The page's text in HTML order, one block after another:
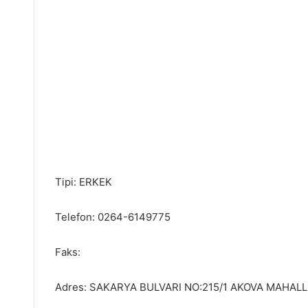
Tipi: ERKEK
Telefon: 0264-6149775
Faks:
Adres: SAKARYA BULVARI NO:215/1 AKOVA